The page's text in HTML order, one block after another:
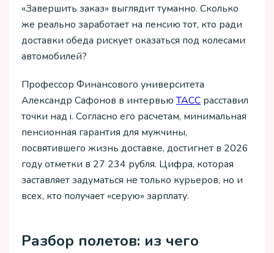
«Завершить заказ» выглядит туманно. Сколько
же реально заработает на пенсию тот, кто ради
доставки обеда рискует оказаться под колесами
автомобилей?
Профессор Финансового университета
Александр Сафонов в интервьюТАСС расставил
точки над i. Согласно его расчетам, минимальная
пенсионная гарантия для мужчины,
посвятившего жизнь доставке, достигнет в 2026
году отметки в 27 234 рубля. Цифра, которая
заставляет задуматься не только курьеров, но и
всех, кто получает «серую» зарплату.
Разбор полетов: из чего